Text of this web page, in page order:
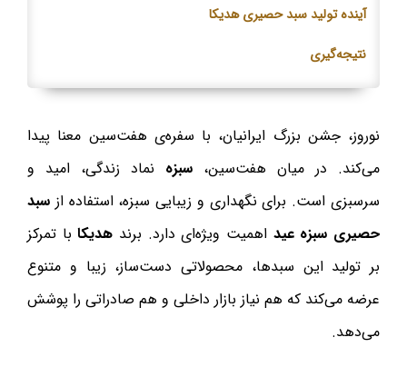
آینده تولید سبد حصیری هدیکا
نتیجه‌گیری
نوروز، جشن بزرگ ایرانیان، با سفره‌ی هفت‌سین معنا پیدا
می‌کند. در میان هفت‌سین، سبزه نماد زندگی، امید و
سرسبزی است. برای نگهداری و زیبایی سبزه، استفاده از سبد
حصیری سبزه عید اهمیت ویژه‌ای دارد. برند هدیکابا تمرکز
بر تولید این سبدها، محصولاتی دست‌ساز، زیبا و متنوع
عرضه می‌کند که هم نیاز بازار داخلی و هم صادراتی را پوشش
می‌دهد.